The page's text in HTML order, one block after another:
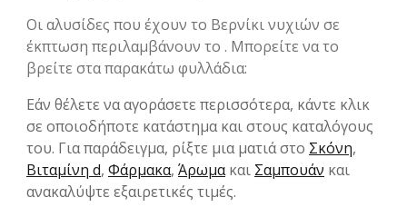
Οι αλυσίδες που έχουν το Βερνίκι νυχιών σε
έκπτωση περιλαμβάνουν το . Μπορείτε να το
βρείτε στα παρακάτω φυλλάδια:
Εάν θέλετε να αγοράσετε περισσότερα, κάντε κλικ
σε οποιοδήποτε κατάστημα και στους καταλόγους
του. Για παράδειγμα, ρίξτε μια ματιά στο Σκόνη,
Βιταμίνη d, Φάρμακα, Άρωμακαι Σαμπουάν και
ανακαλύψτε εξαιρετικές τιμές.